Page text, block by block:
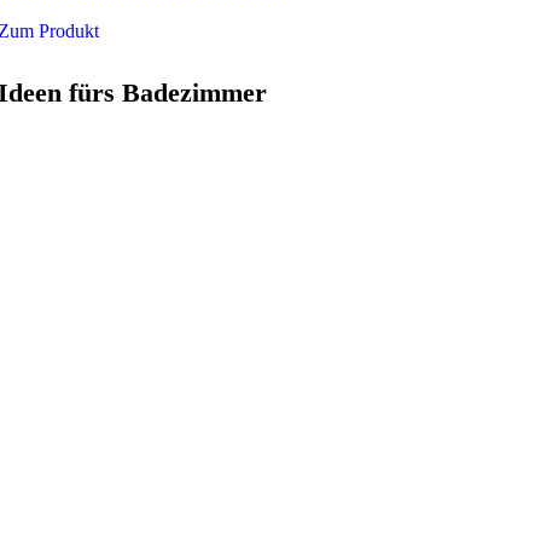
Produkt
fürs Badezimmer